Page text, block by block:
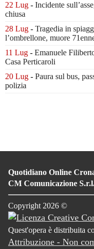
22 Lug - Incidente
chiusa
28 Lug - Tragedia in
l’ombrellone, muore
11 Lug - Emanuele
Casa Perticaroli
20 Lug - Paura sul bus,
polizia
Quotidiano Online
CM Comunicazione
Copyright 2026 ©
Quest'opera è distribuita
Attribuzione - Non